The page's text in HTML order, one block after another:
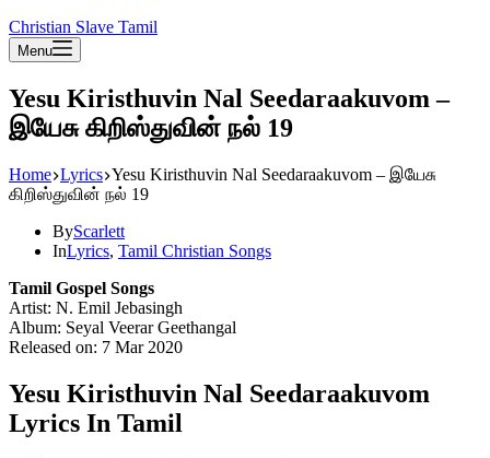
Christian Slave Tamil
Menu
Yesu Kiristhuvin Nal Seedaraakuvom –
இயேசு கிறிஸ்துவின் நல் 19
Home Lyrics Yesu Kiristhuvin Nal Seedaraakuvom – இயேசு
கிறிஸ்துவின் நல் 19
ByScarlett
InLyrics, Tamil Christian Songs
Tamil Gospel Songs
Artist: N. Emil Jebasingh
Album: Seyal Veerar Geethangal
Released on: 7 Mar 2020
Yesu Kiristhuvin Nal Seedaraakuvom
Lyrics In Tamil